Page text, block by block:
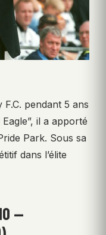
pendant 5 ans
il a apporté
Park. Sous sa
dans l’élite
—